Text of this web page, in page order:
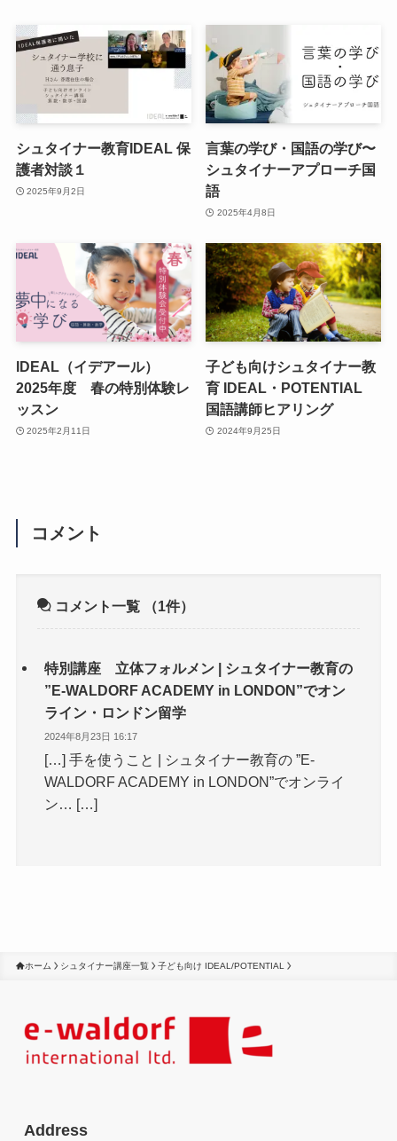
シュタイナー教育IDEAL 保
護者対談１
2025年9月2日
言葉の学び・国語の学び〜
シュタイナーアプローチ国
語
2025年4月8日
IDEAL（イデアール）
2025年度 春の特別体験レ
ッスン
2025年2月11日
子ども向けシュタイナー教
育 IDEAL・POTENTIAL
国語講師ヒアリング
2024年9月25日
コメント
コメント一覧 （1件）
特別講座 立体フォルメン | シュタイナー教育の
”E-WALDORF ACADEMY in LONDON”でオン
ライン・ロンドン留学
2024年8月23日 16:17
[…] 手を使うこと | シュタイナー教育の ”E-
WALDORF ACADEMY in LONDON”でオンライ
ン… […]
ホーム シュタイナー講座一覧 子ども向け IDEAL/POTENTIAL
Address